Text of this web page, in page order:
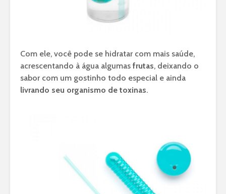
Com ele, você pode se hidratar com mais saúde,
acrescentando à água algumas frutas, deixando o
sabor com um gostinho todo especial e ainda
livrando seu organismo de toxinas.